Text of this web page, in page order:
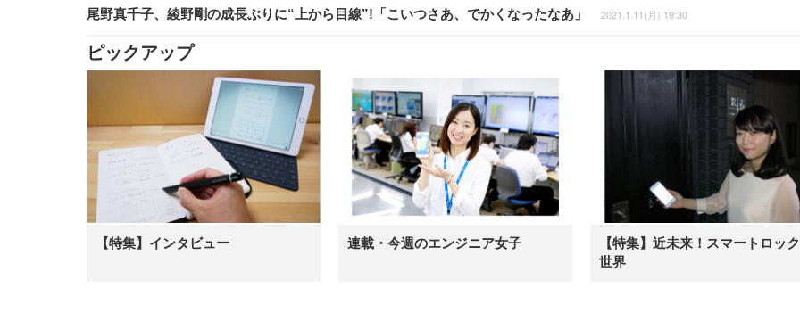
尾野真千子、綾野剛の成長ぶりに“上から目線”!「こいつさあ、でかくなったなあ」 2021.1.11(月) 19:30
ピックアップ
【特集】インタビュー 連載・今週のエンジニア女子
【特集】近未来！スマートロッ
世界